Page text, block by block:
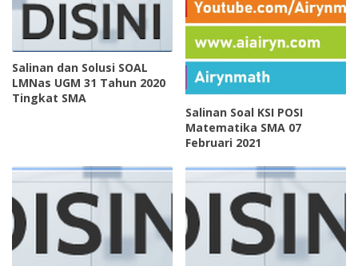
Salinan dan Solusi SOAL
LMNas UGM 31 Tahun 2020
Tingkat SMA
Salinan Soal KSI POSI
Matematika SMA 07
Februari 2021